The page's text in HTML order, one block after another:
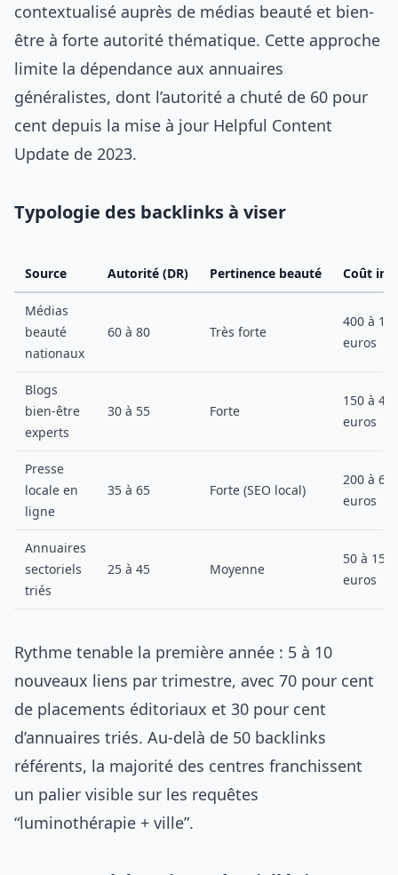
contextualisé auprès de médias beauté et bien-
être à forte autorité thématique. Cette approche
limite la dépendance aux annuaires
généralistes, dont l’autorité a chuté de 60 pour
cent depuis la mise à jour Helpful Content
Update de 2023.
Typologie des backlinks à viser
Source Autorité (DR) Pertinence beauté Coût
Médias
beauté
nationaux
60 à 80 Très forte
400 à
euros
Blogs
bien-être
experts
30 à 55 Forte
150 à
euros
Presse
locale en
ligne
35 à 65 Forte (SEO local)
200 à
euros
Annuaires
sectoriels
triés
25 à 45 Moyenne
50 à 150
euros
Rythme tenable la première année : 5 à 10
nouveaux liens par trimestre, avec 70 pour cent
de placements éditoriaux et 30 pour cent
d’annuaires triés. Au-delà de 50 backlinks
référents, la majorité des centres franchissent
un palier visible sur les requêtes
“luminothérapie + ville”.